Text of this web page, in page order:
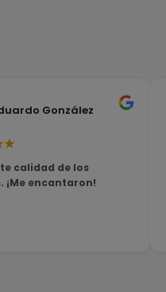
González
calidad de los
¡Me encantaron!